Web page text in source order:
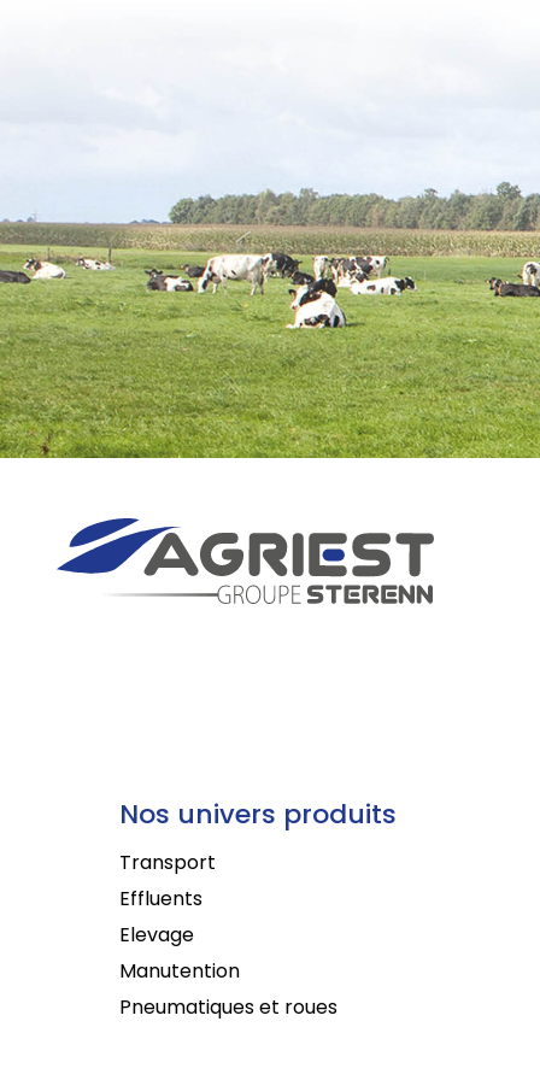
Nos univers produits
Transport
Effluents
Elevage
Manutention
Pneumatiques et roues